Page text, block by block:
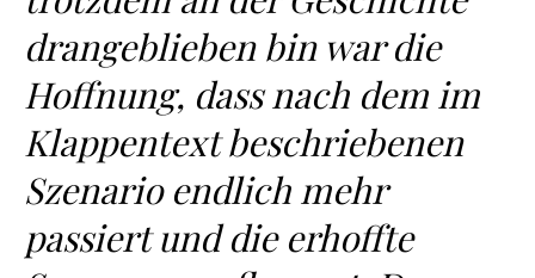
drangeblieben bin war die
Hoffnung, dass nach dem im
Klappentext beschriebenen
Szenario endlich mehr
passiert und die erhoffte